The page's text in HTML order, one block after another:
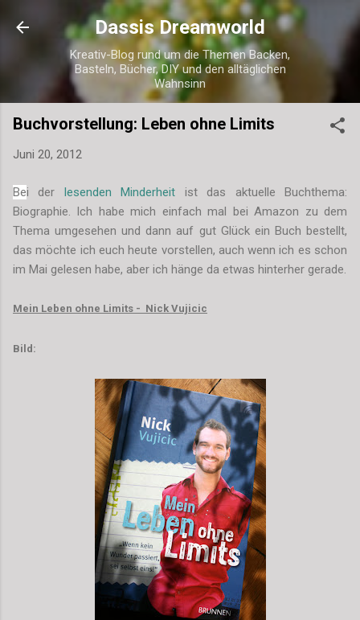
Direkt zum Hauptbereich
Dassis Dreamworld
Kreativ-Blog rund um die Themen Backen,
Basteln, Bücher, DIY und den alltäglichen
Wahnsinn
Buchvorstellung: Leben ohne Limits
Juni 20, 2012
Bei der lesenden Minderheit ist das aktuelle Buchthema:
Biographie. Ich habe mich einfach mal bei Amazon zu dem
Thema umgesehen und dann auf gut Glück ein Buch bestellt,
das möchte ich euch heute vorstellen, auch wenn ich es schon
im Mai gelesen habe, aber ich hänge da etwas hinterher gerade.
Mein Leben ohne Limits - Nick Vujicic
Bild: